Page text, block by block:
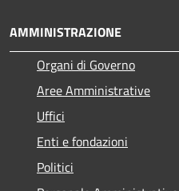
AMMINISTRAZIONE
Organi di Governo
Aree Amministrative
Uffici
Enti e fondazioni
Politici